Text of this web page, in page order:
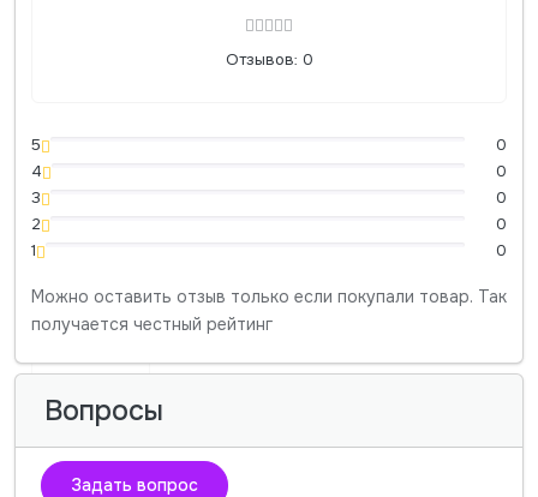
Отзывов: 0
5
0
4
0
3
0
2
0
1
0
Можно оставить отзыв только если покупали товар. Так
получается честный рейтинг
Вопросы
Задать вопрос